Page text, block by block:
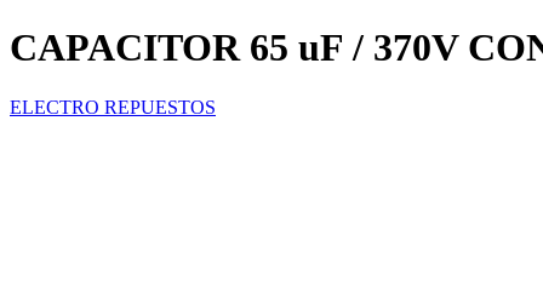
CAPACITOR 65 uF / 370V
ELECTRO REPUESTOS